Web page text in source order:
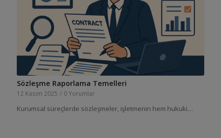
Sözleşme Raporlama Temelleri
12 Kasım 2025 / 0 Yorumlar
Kurumsal süreçlerde sözleşmeler, işletmenin hem hukuki…